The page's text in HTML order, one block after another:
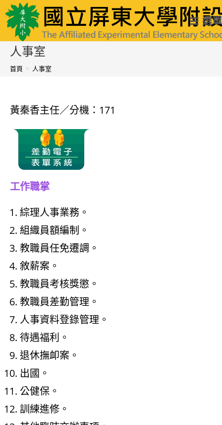
跳
轉
至
國立屏東大學附設實驗國民小學 選單
人事室
首頁 > 人事室
黃秦香主任／分機：171
工作職掌
綜理人事業務。
組織員額編制。
教職員任免遷調。
敘薪案。
教職員考核獎懲。
教職員差勤管理。
人事資料登錄管理。
待遇福利。
退休撫卹案。
出國。
公健保。
訓練進修。